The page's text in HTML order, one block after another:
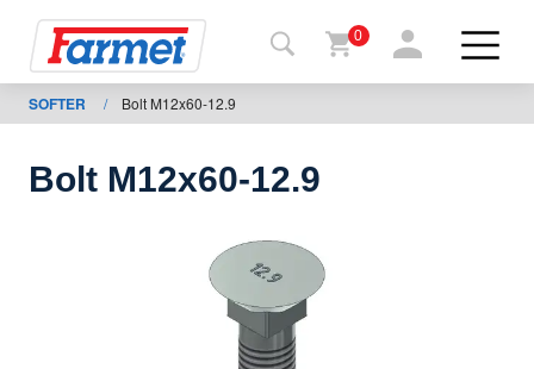
Powrót
do
0
SOFTER / Bolt M12x60-12.9
Bolt M12x60-12.9